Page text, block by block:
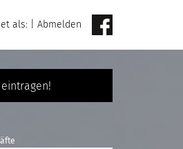
als: Abmelden
eintragen!